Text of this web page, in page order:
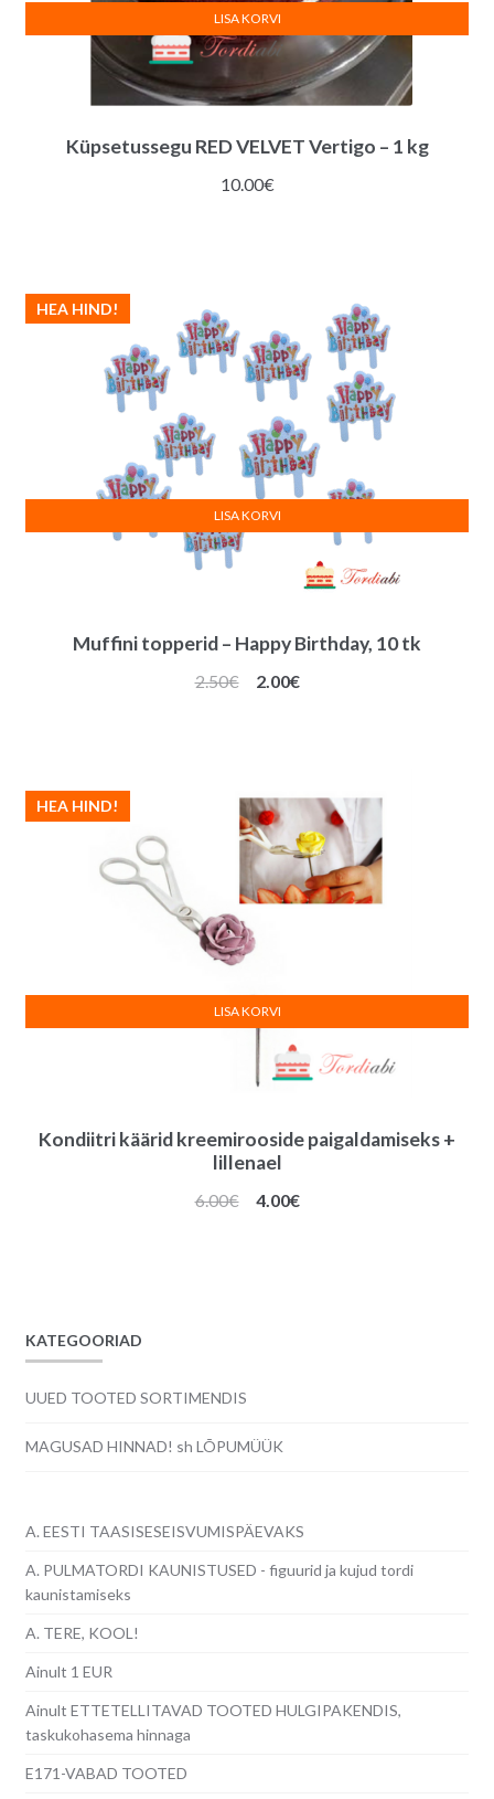
Küpsetussegu RED VELVET Vertigo – 1 kg
10.00€
LISA KORVI
Muffini topperid – Happy Birthday, 10 tk
HEA HIND!
2.50€
Algne
2.00€Praegune
LISA KORVI
Kondiitri käärid kreemirooside paigaldamiseks +
lillenael
HEA HIND!
6.00€
Algne
4.00€Praegune
LISA KORVI
KATEGOORIAD
UUED TOOTED SORTIMENDIS
MAGUSAD HINNAD! sh LÕPUMÜÜK
A. EESTI TAASISESEISVUMISPÄEVAKS
A. PULMATORDI KAUNISTUSED - figuurid ja kujud tordi
kaunistamiseks
A. TERE, KOOL!
Ainult 1 EUR
Ainult ETTETELLITAVAD TOOTED HULGIPAKENDIS,
taskukohasema hinnaga
E171-VABAD TOOTED